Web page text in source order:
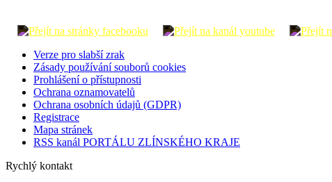
Verze pro slabší zrak
Zásady používání souborů cookies
Prohlášení o přístupnosti
Ochrana oznamovatelů
Ochrana osobních údajů (GDPR)
Registrace
Mapa stránek
RSS kanál PORTÁLU ZLÍNSKÉHO KRAJE
Rychlý kontakt